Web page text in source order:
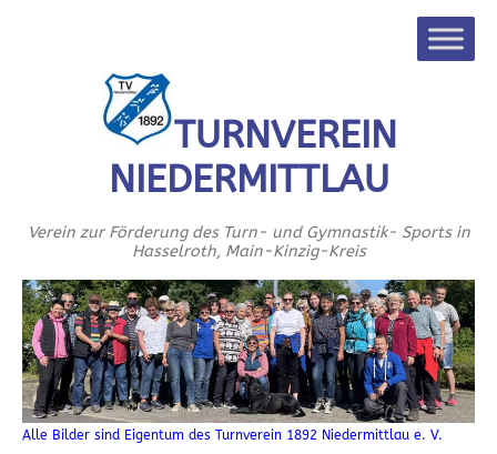
TURNVEREIN
NIEDERMITTLAU
Verein zur Förderung des Turn- und Gymnastik- Sports in
Hasselroth, Main-Kinzig-Kreis
Alle Bilder sind Eigentum des Turnverein 1892 Niedermittlau e. V.